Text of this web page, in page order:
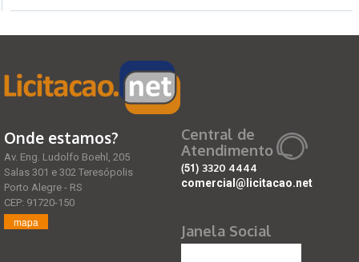
Onde estamos?
Av. Eng. Ludolfo Boehl, 205
Salas 301 e 302 Teresópolis
Porto Alegre - RS
CEP: 91720-150
mapa
Central de
Atendimento
(51) 3320 4444
comercial@licitacao.net
Janela Social